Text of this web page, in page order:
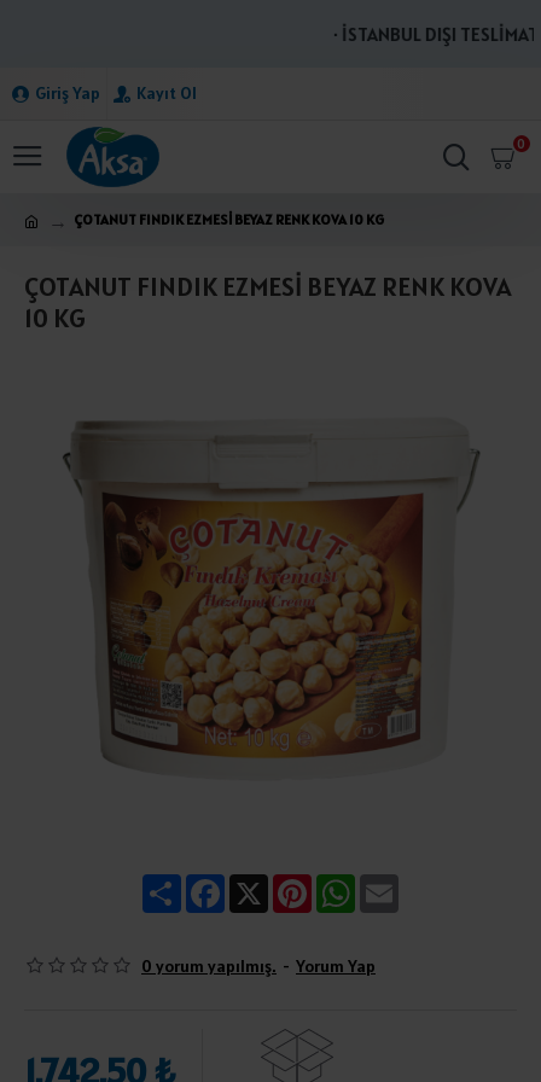
· İSTANBUL DIŞI
Giriş Yap Kayıt Ol
0
ÇOTANUT FINDIK EZMESİ BEYAZ RENK KOVA 10 KG
ÇOTANUT FINDIK EZMESİ BEYAZ RENK KOVA
10 KG
ShareFacebook
X PinterestWhatsApp
0 yorum yapılmış. - Yorum Yap
1.742,50 ₺